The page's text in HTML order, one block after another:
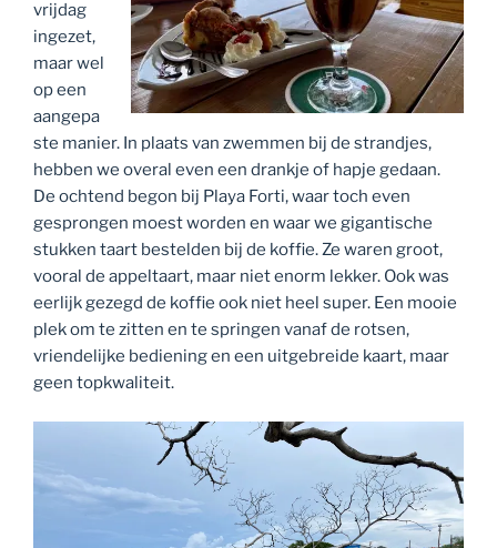
vrijdag
ingezet,
maar wel
op een
aangepa
ste manier. In plaats van zwemmen bij de strandjes,
hebben we overal even een drankje of hapje gedaan.
De ochtend begon bij Playa Forti, waar toch even
gesprongen moest worden en waar we gigantische
stukken taart bestelden bij de koffie. Ze waren groot,
vooral de appeltaart, maar niet enorm lekker. Ook was
eerlijk gezegd de koffie ook niet heel super. Een mooie
plek om te zitten en te springen vanaf de rotsen,
vriendelijke bediening en een uitgebreide kaart, maar
geen topkwaliteit.